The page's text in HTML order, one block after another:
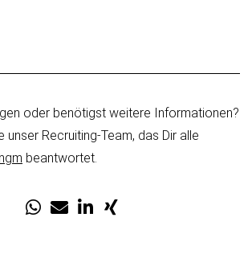
oder benötigst weitere Informationen?
unser Recruiting-Team, das Dir alle
beantwortet.